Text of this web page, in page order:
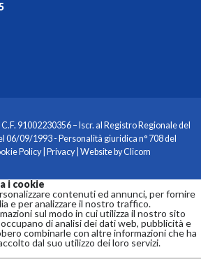
91002230356 – Iscr. al Registro Regionale del
06/09/1993 - Personalità giuridica n° 708 del
Policy| Privacy| Website byClicom
i cookie
contenuti ed annunci, per fornire
e per analizzare il nostro traffico.
sul modo in cui utilizza il nostro sito
di analisi dei dati web, pubblicità e
combinarle con altre informazioni che ha
dal suo utilizzo dei loro servizi.